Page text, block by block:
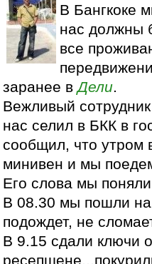
В Бангкоке
нас должны
все
заранее вДели.
Вежливый
нас селил в БКК в
сообщил, что утром
минивен и мы
Его слова мы
В 08.30 мы пошли на
подождет, не
В 9.15 сдали ключи